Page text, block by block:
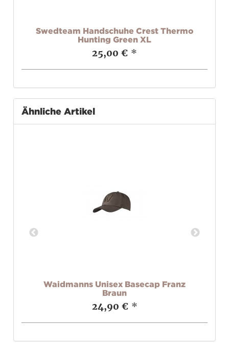
Swedteam Handschuhe Crest Thermo
Hunting Green XL
25,00 € *
Ähnliche Artikel
Waidmanns Unisex Basecap Franz
Braun
24,90 € *